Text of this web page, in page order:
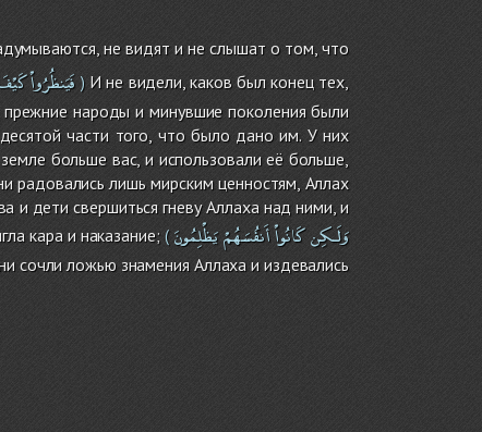
не видят и не слышат о том, что
فَيَنظُرُواْ )И не видели, каков был конец тех,
народы и минувшие поколения были
части того, что было дано им. У них
больше вас, и использовали её больше,
радовались лишь мирским ценностям, Аллах
и дети свершиться гневу Аллаха над ними, и
кара и наказание;( وَلَـكِنكَانُواْأَنفُسَهُمْيَظْلِمُونَ
сочли ложью знамения Аллаха и издевались